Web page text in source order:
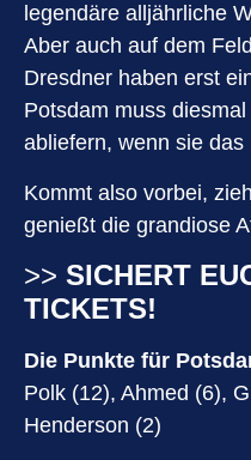
legendäre alljährliche
Aber auch auf dem
Dresdner haben erst
Potsdam muss
abliefern, wenn sie
Kommt also vorbei,
genießt die grandiose
>> SICHERT
TICKETS!
Die Punkte für
Polk (12), Ahmed (6),
Henderson (2)